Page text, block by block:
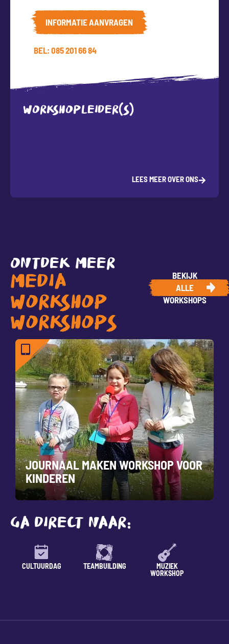
INFORMATIE AANVRAGEN
BEL: 085 201 66 84
WORKSHOPLEIDER(S)
LEES MEER OVER ONS
ONTDEK MEER
MEDIA
WORKSHOP
WORKSHOPS
BEKIJK
ALLE
WORKSHOPS
JOURNAAL MAKEN WORKSHOP VOOR
KINDEREN
GA DIRECT NAAR:
CULTUURDAG TEAMBUILDING
MUZIEK
WORKSHOP